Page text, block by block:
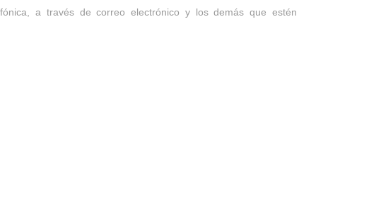
a través de correo electrónico y los demás que estén